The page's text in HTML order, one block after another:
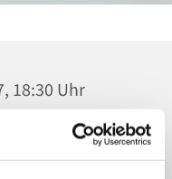
18:30 Uhr
Weg 22-24,